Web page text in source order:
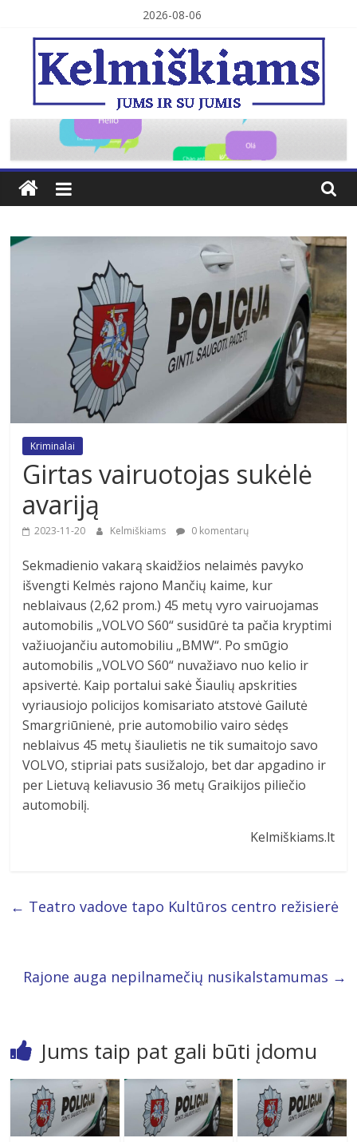
content
2026-08-06
Kelmiškiams
Kriminalai
Girtas vairuotojas sukėlė
avariją
2023-11-20 Kelmiškiams 0 komentarų
Sekmadienio vakarą skaidžios nelaimės pavyko
išvengti Kelmės rajono Mančių kaime, kur
neblaivaus (2,62 prom.) 45 metų vyro vairuojamas
automobilis „VOLVO S60“ susidūrė ta pačia kryptimi
važiuojančiu automobiliu „BMW“. Po smūgio
automobilis „VOLVO S60“ nuvažiavo nuo kelio ir
apsivertė. Kaip portalui sakė Šiaulių apskrities
vyriausiojo policijos komisariato atstovė Gailutė
Smargriūnienė, prie automobilio vairo sėdęs
neblaivus 45 metų šiaulietis ne tik sumaitojo savo
VOLVO, stipriai pats susižalojo, bet dar apgadino ir
per Lietuvą keliavusio 36 metų Graikijos piliečio
automobilį.
Kelmiškiams.lt
← Teatro vadove tapo Kultūros centro režisierė
Rajone auga nepilnamečių nusikalstamumas →
Jums taip pat gali būti įdomu